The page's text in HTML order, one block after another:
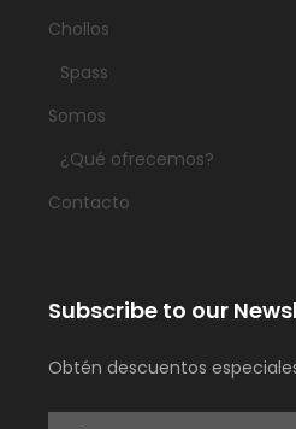
Chollos
Spass
Somos
¿Qué ofrecemos?
Contacto
Subscribe to our
Obtén descuentos